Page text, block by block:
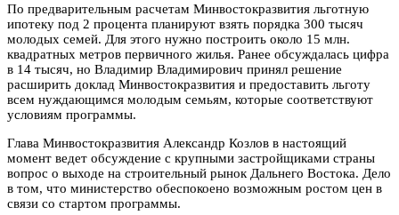
По предварительным расчетам Минвостокразвития льготную
ипотеку под 2 процента планируют взять порядка 300 тысяч
молодых семей. Для этого нужно построить около 15 млн.
квадратных метров первичного жилья. Ранее обсуждалась цифра
в 14 тысяч, но Владимир Владимирович принял решение
расширить доклад Минвостокразвития и предоставить льготу
всем нуждающимся молодым семьям, которые соответствуют
условиям программы.
Глава Минвостокразвития Александр Козлов в настоящий
момент ведет обсуждение с крупными застройщиками страны
вопрос о выходе на строительный рынок Дальнего Востока. Дело
в том, что министерство обеспокоено возможным ростом цен в
связи со стартом программы.